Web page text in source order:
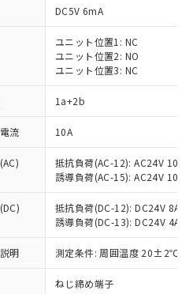
DC5V 6mA
ユニット位置1: NC
ユニット位置2: NO
ユニット位置3: NC
1a+2b
流 10A
抵抗負荷(AC-12): AC24V 10A/
誘導負荷(AC-15): AC24V
抵抗負荷(DC-12): DC24V 8A/
誘導負荷(DC-13): DC24V 4A/
明 測定条件: 周囲温度 20±2℃、
ねじ締め端子
指令（10物質）の
品が提供可能な商品で
指令（10物質）の非含
切り替える予定のある
指令（10物質）の